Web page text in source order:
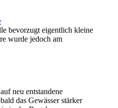
bevorzugt eigentlich kleine
wurde jedoch am
neu entstandene
das Gewässer stärker